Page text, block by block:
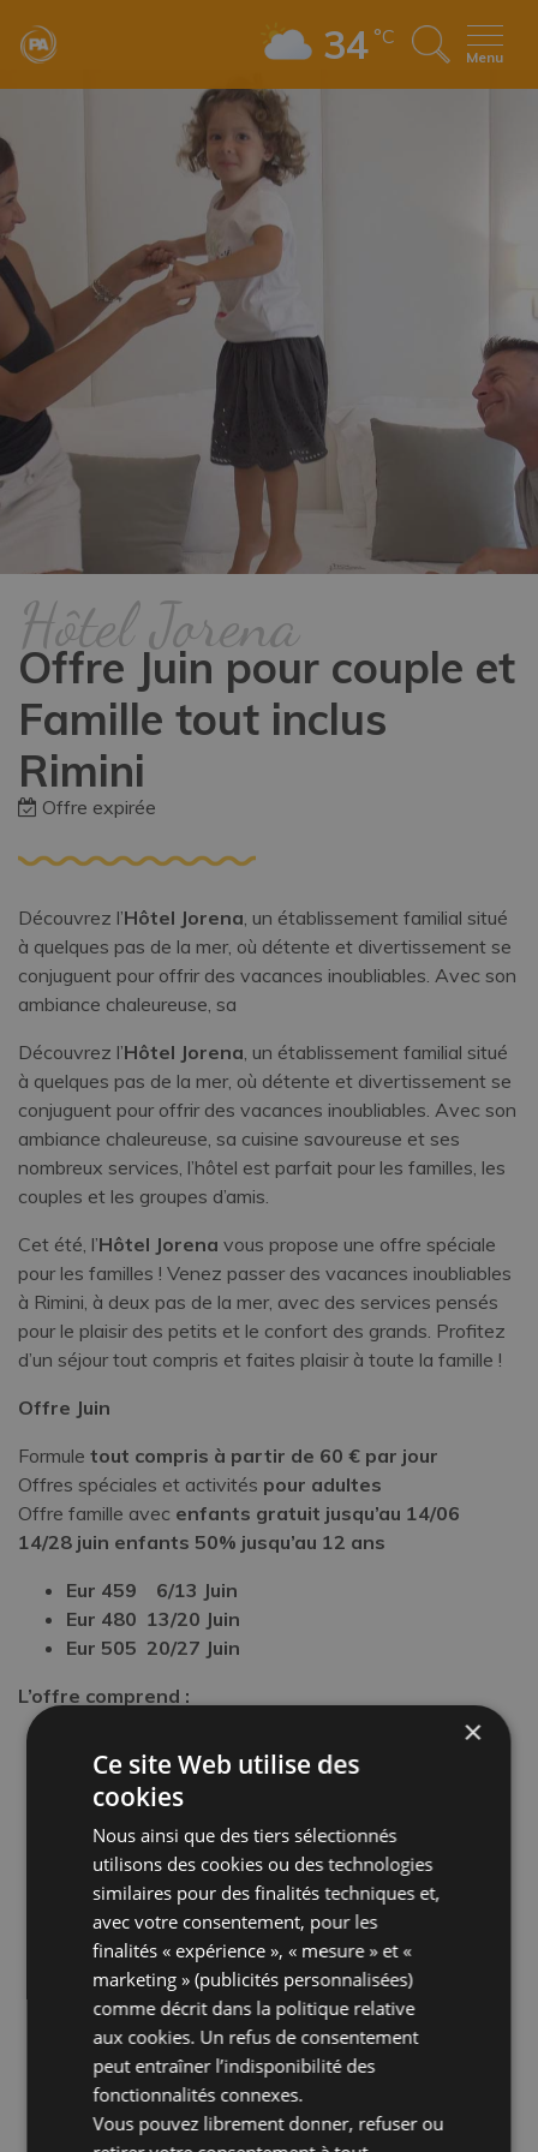
34 °C
Menu
Hôtel Jorena
Offre Juin pour couple et
Famille tout inclus
Rimini
Offre expirée
Découvrez l’Hôtel Jorena, un établissement familial situé
à quelques pas de la mer, où détente et divertissement se
conjuguent pour offrir des vacances inoubliables. Avec son
ambiance chaleureuse, sa
Découvrez l’Hôtel Jorena, un établissement familial situé
à quelques pas de la mer, où détente et divertissement se
conjuguent pour offrir des vacances inoubliables. Avec son
ambiance chaleureuse, sa cuisine savoureuse et ses
nombreux services, l’hôtel est parfait pour les familles, les
couples et les groupes d’amis.
Cet été, l’Hôtel Jorena vous propose une offre spéciale
pour les familles ! Venez passer des vacances inoubliables
à Rimini, à deux pas de la mer, avec des services pensés
pour le plaisir des petits et le confort des grands. Profitez
d’un séjour tout compris et faites plaisir à toute la famille !
Offre Juin
Formule tout compris à partir de 60 € par jour
Offres spéciales et activités pour adultes
Offre famille avec enfants gratuit jusqu’au 14/06
14/28 juin enfants 50% jusqu’au 12 ans
Eur 459 6/13 Juin
Eur 480 13/20 Juin
Eur 505 20/27 Juin
L’offre comprend :
Petit-déjeuner buffet avec un large choix de
produits
Déjeuner et dîner avec 3 choix de menu fruits,
glaces, sorbets et un menù pour les enfants –
buffet d’entrées et légumes,
Boissonsinclusespendant les repas (eau, vin,
Coca-Cola, Fanta)
Climatisation autonomedans les chambres.
Toutes les chambres ont été rénovées et disposent
d’un grand balcon et mini frigo.
Parking gratuit.
parasol et 2 transats par chambre
équipé
×
Ce site Web utilise des
cookies
Nous ainsi que des tiers sélectionnés
utilisons des cookies ou des technologies
similaires pour des finalités techniques et,
avec votre consentement, pour les
finalités « expérience », « mesure » et «
marketing » (publicités personnalisées)
comme décrit dans la politique relative
aux cookies. Un refus de consentement
peut entraîner l’indisponibilité des
fonctionnalités connexes.
Vous pouvez librement donner, refuser ou